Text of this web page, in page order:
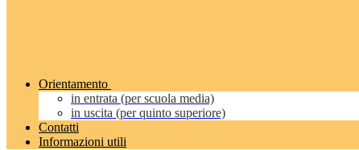
Orientamento
in entrata (per scuola media)
in uscita (per quinto superiore)
Contatti
Informazioni utili